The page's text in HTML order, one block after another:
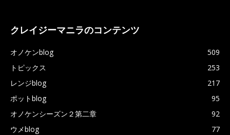
クレイジーマニラのコンテンツ
オノケンblog
509
トピックス
253
レンジblog
217
ポットblog
95
オノケンシーズン２第二章
92
ウメblog
77